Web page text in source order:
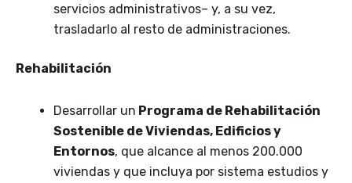
servicios administrativos– y, a su vez,
trasladarlo al resto de administraciones.
Rehabilitación
Desarrollar un Programa de Rehabilitación
Sostenible de Viviendas, Edificios y
Entornos, que alcance al menos 200.000
viviendas y que incluya por sistema estudios y